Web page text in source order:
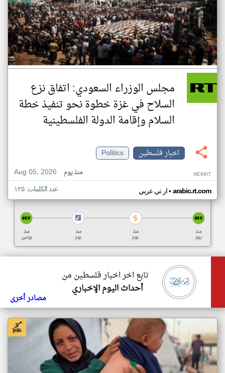
مجلس الوزراء السعودي: اتفاق نزع
السلاح في غزة خطوة نحو تنفيذ خطة
السلام وإقامة الدولة الفلسطينية
اخبار فلسطين
Politics
Aug 05, 2026
منذ يوم NE69IT
ار تي عربي• arabic.rt.com عدد الكلمات: ١٢٥
منذ
يومين
منذ
يوم
منذ
يوم
منذ
يوم
تابع اخر اخبار فلسطين من
أحداث اليوم الإخباري
مصادر أخرى